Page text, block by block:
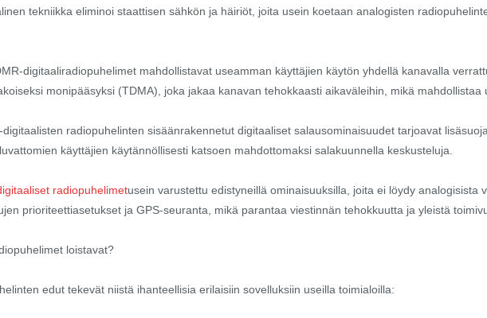
tekniikka eliminoi staattisen sähkön ja häiriöt, joita usein koetaan analogisten
digitaaliradiopuhelimet mahdollistavat useamman käyttäjien käytön yhdellä kanavalla
monipääsyksi (TDMA), joka jakaa kanavan tehokkaasti aikaväleihin, mikä
radiopuhelinten sisäänrakennetut digitaaliset salausominaisuudet tarjoavat
käyttäjien käytännöllisesti katsoen mahdottomaksi salakuunnella keskusteluja.
radiopuhelimetusein varustettu edistyneillä ominaisuuksilla, joita ei löydy analogisista
prioriteettiasetukset ja GPS-seuranta, mikä parantaa viestinnän tehokkuutta ja yleistä
loistavat?
edut tekevät niistä ihanteellisia erilaisiin sovelluksiin useilla toimialoilla: